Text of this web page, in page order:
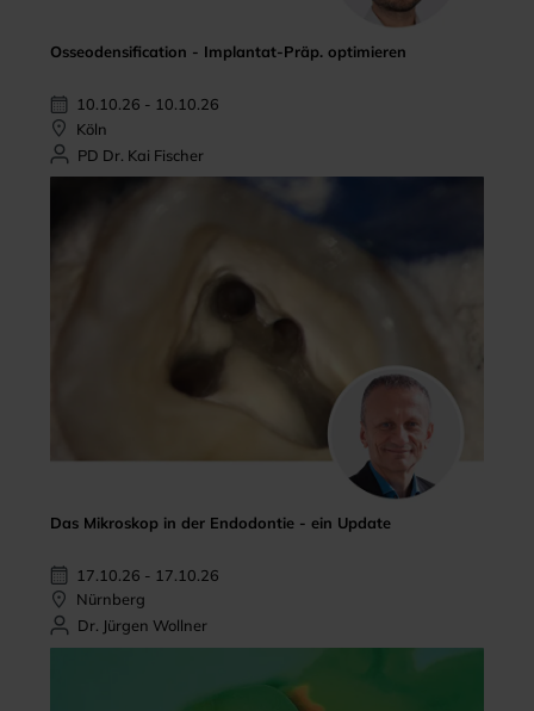
Osseodensification - Implantat-Präp. optimieren
10.10.26 - 10.10.26
Köln
PD Dr. Kai Fischer
Das Mikroskop in der Endodontie - ein Update
17.10.26 - 17.10.26
Nürnberg
Dr. Jürgen Wollner